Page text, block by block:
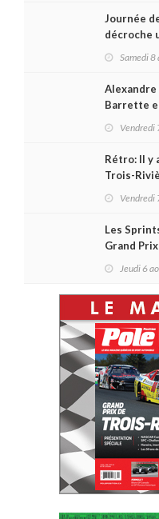
Journée
décroche
Samedi
Alexandre
Barrette
Vendredi
Rétro: Il y
Trois-
Vendredi
Les
Grand
Jeudi 6